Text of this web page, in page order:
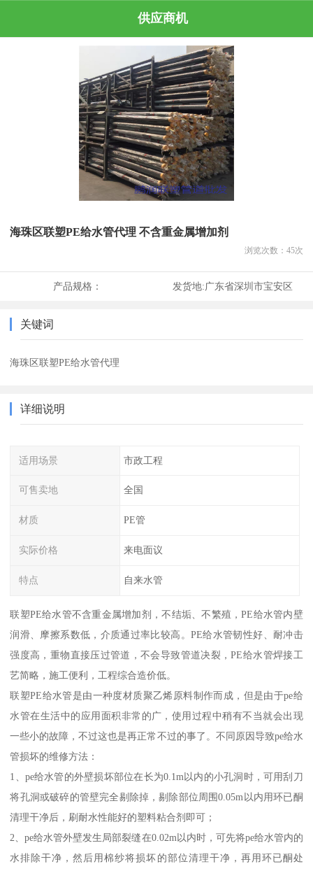
供应商机
海珠区联塑PE给水管代理 不含重金属增加剂
浏览次数： 45次
产品规格： 发货地:广东省深圳市宝安区
关键词
海珠区联塑PE给水管代理
详细说明
适用场景 市政工程
可售卖地 全国
材质 PE管
实际价格 来电面议
特点 自来水管
联塑PE给水管不含重金属增加剂，不结垢、不繁殖，PE给水管内壁
润滑、摩擦系数低，介质通过率比较高。PE给水管韧性好、耐冲击
强度高，重物直接压过管道，不会导致管道决裂，PE给水管焊接工
艺简略，施工便利，工程综合造价低。
联塑PE给水管是由一种度材质聚乙烯原料制作而成，但是由于pe给
水管在生活中的应用面积非常的广，使用过程中稍有不当就会出现
一些小的故障，不过这也是再正常不过的事了。不同原因导致pe给水
管损坏的维修方法：
1、pe给水管的外壁损坏部位在长为0.1m以内的小孔洞时，可用刮刀
将孔洞或破碎的管壁完全剔除掉，剔除部位周围0.05m以内用环已酮
清理干净后，刷耐水性能好的塑料粘合剂即可；
2、pe给水管外壁发生局部裂缝在0.02m以内时，可先将pe给水管内的
水排除干净，然后用棉纱将损坏的部位清理干净，再用环已酮处